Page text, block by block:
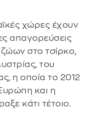
χώρες έχουν
απαγορεύσεις
στο τσίρκο,
του
η οποία το 2012
και η
κάτι τέτοιο.